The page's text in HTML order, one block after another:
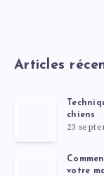
Articles
chiens
23
votre